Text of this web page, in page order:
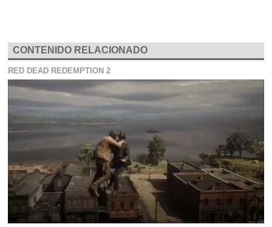
CONTENIDO RELACIONADO
RED DEAD REDEMPTION 2